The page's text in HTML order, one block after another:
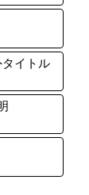
イトル